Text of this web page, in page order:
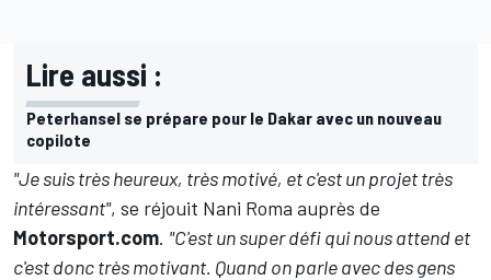
Lire aussi :
Peterhansel se prépare pour le Dakar avec un nouveau
copilote
"Je suis très heureux, très motivé, et c'est un projet très
intéressant", se réjouit Nani Roma auprès de
Motorsport.com. "C'est un super défi qui nous attend et
c'est donc très motivant. Quand on parle avec des gens